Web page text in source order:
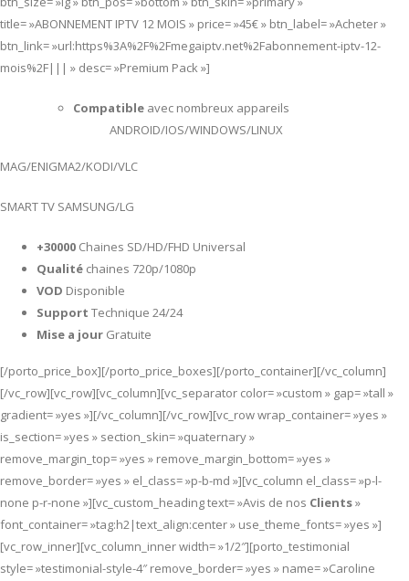
title= »ABONNEMENT IPTV 12 MOIS » price= »45€ » btn_label= »Acheter »
btn_link= »url:https%3A%2F%2Fmegaiptv.net%2Fabonnement-iptv-12-
mois%2F||| » desc= »Premium Pack »]
Compatible avec nombreux appareils
ANDROID/IOS/WINDOWS/LINUX
MAG/ENIGMA2/KODI/VLC
SMART TV SAMSUNG/LG
+30000 Chaines SD/HD/FHD Universal
Qualité chaines 720p/1080p
VOD Disponible
Support Technique 24/24
Mise a jour Gratuite
[/porto_price_box][/porto_price_boxes][/porto_container][/vc_column]
[/vc_row][vc_row][vc_column][vc_separator color= »custom » gap= »tall »
gradient= »yes »][/vc_column][/vc_row][vc_row wrap_container= »yes »
is_section= »yes » section_skin= »quaternary »
remove_margin_top= »yes » remove_margin_bottom= »yes »
remove_border= »yes » el_class= »p-b-md »][vc_column el_class= »p-l-
none p-r-none »][vc_custom_heading text= »Avis de nos Clients»
font_container= »tag:h2|text_align:center » use_theme_fonts= »yes »]
[vc_row_inner][vc_column_inner width= »1/2″][porto_testimonial
style= »testimonial-style-4″ remove_border= »yes » name= »Caroline